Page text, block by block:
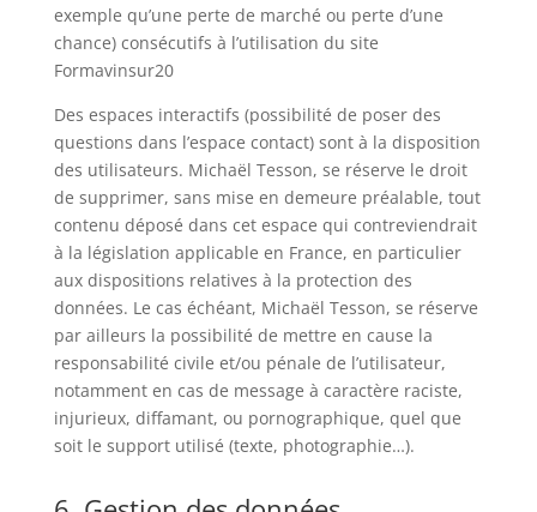
exemple qu’une perte de marché ou perte d’une
chance) consécutifs à l’utilisation du site
Formavinsur20
Des espaces interactifs (possibilité de poser des
questions dans l’espace contact) sont à la disposition
des utilisateurs. Michaël Tesson, se réserve le droit
de supprimer, sans mise en demeure préalable, tout
contenu déposé dans cet espace qui contreviendrait
à la législation applicable en France, en particulier
aux dispositions relatives à la protection des
données. Le cas échéant, Michaël Tesson, se réserve
par ailleurs la possibilité de mettre en cause la
responsabilité civile et/ou pénale de l’utilisateur,
notamment en cas de message à caractère raciste,
injurieux, diffamant, ou pornographique, quel que
soit le support utilisé (texte, photographie…).